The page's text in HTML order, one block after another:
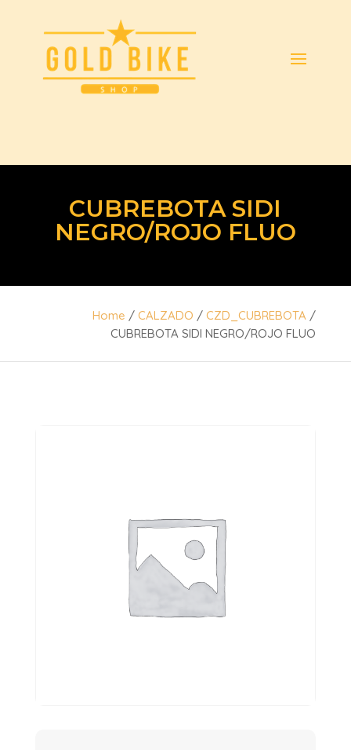
CUBREBOTA SIDI
NEGRO/ROJO FLUO
Home /CALZADO /CZD_CUBREBOTA /
CUBREBOTA SIDI NEGRO/ROJO FLUO